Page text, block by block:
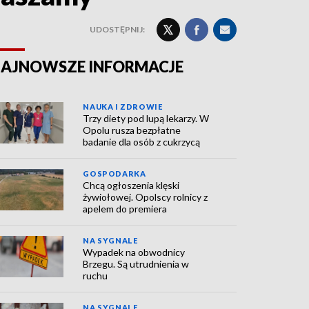
UDOSTĘPNIJ:
INFORMACJE
NAUKA I ZDROWIE
Trzy diety pod lupą lekarzy. W
Opolu rusza bezpłatne
badanie dla osób z cukrzycą
GOSPODARKA
Chcą ogłoszenia klęski
żywiołowej. Opolscy rolnicy z
apelem do premiera
NA SYGNALE
Wypadek na obwodnicy
Brzegu. Są utrudnienia w
ruchu